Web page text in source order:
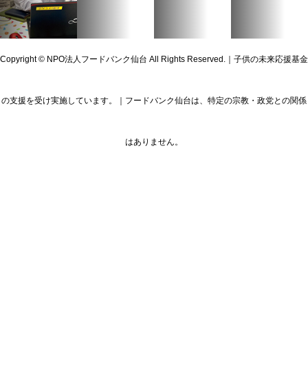
Copyright © NPO法人フードバンク仙台 All Rights Reserved.｜子供の未来応援基金
の支援を受け実施しています。｜フードバンク仙台は、特定の宗教・政党との関係
はありません。